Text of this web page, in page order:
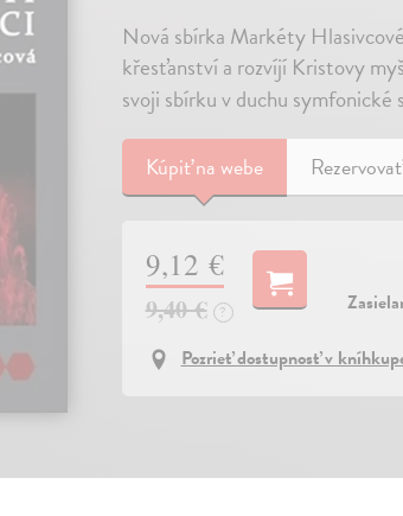
Nová sbírka Markéty
křesťanství a rozvíjí Kristovy
svoji sbírku v duchu symfonické
Kúpiťna webe
9,12 €
9,40 € ?
Pozrieť dostupnosť v